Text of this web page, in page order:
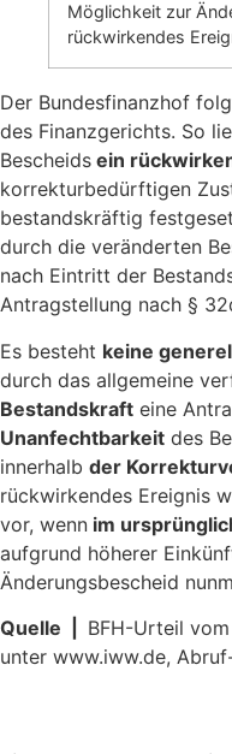
Möglichkeit zur
rückwirkendes
Der Bundesfinanzhof
des Finanzgerichts. So
Bescheids ein
korrekturbedürftigen
bestandskräftig
durch die veränderten
nach Eintritt der
Antragstellung nach §
Es besteht keine
durch das allgemeine
Bestandskraft eine
Unanfechtbarkeit des
innerhalb der
rückwirkendes Ereignis
vor, wenn im
aufgrund höherer
Änderungsbescheid
Quelle |
BFH-Urteil vom
unter www.iww.de,